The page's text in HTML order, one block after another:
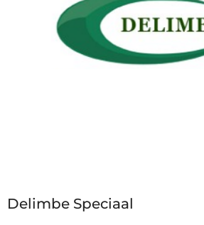
Delimbe Speciaal